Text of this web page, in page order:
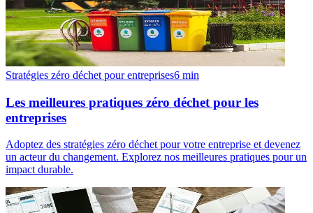
Stratégies zéro déchet pour entreprises6 min
Les meilleures pratiques zéro déchet pour les
entreprises
Adoptez des stratégies zéro déchet pour votre entreprise et devenez
un acteur du changement. Explorez nos meilleures pratiques pour un
impact durable.